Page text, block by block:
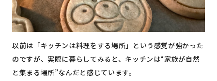
以前は「キッチンは料理をする場所」という感覚が強かった
のですが、実際に暮らしてみると、キッチンは“家族が自然
と集まる場所”なんだと感じています。